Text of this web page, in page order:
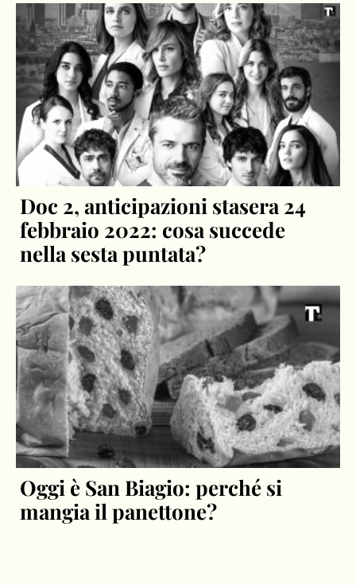
Doc 2, anticipazioni stasera 24
febbraio 2022: cosa succede
nella sesta puntata?
Oggi è San Biagio: perché si
mangia il panettone?